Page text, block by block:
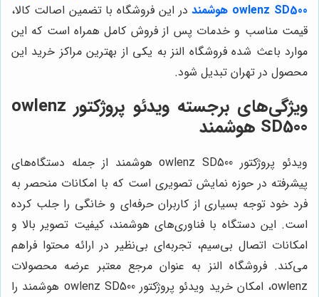
owlenz SD500 هوشمند
در این فروشگاه با تضمین اصالت کالا،
قیمت مناسب و خدمات پس از فروش کامل همراه است که این
موارد باعث شده فروشگاه النز به یکی از بهترین مراکز خرید این
محصول در تهران تبدیل شود.
ویژگی‌های برجسته ویدئو پروژکتور owlenz
SD500 هوشمند
ویدئو پروژکتور owlenz SD500 هوشمند از جمله دستگاه‌های
پیشرفته در حوزه نمایش تصویری است که با امکانات منحصر به
فرد خود توجه بسیاری از کاربران حرفه‌ای و خانگی را جلب کرده
است. این دستگاه با فناوری‌های هوشمند، کیفیت تصویر بالا و
امکانات اتصال بی‌سیم، تجربه‌ای بی‌نظیر در ارائه محتوا فراهم
می‌کند. فروشگاه النز به عنوان مرجع معتبر عرضه محصولات
owlenz، امکان خرید ویدئو پروژکتور owlenz SD500 هوشمند را